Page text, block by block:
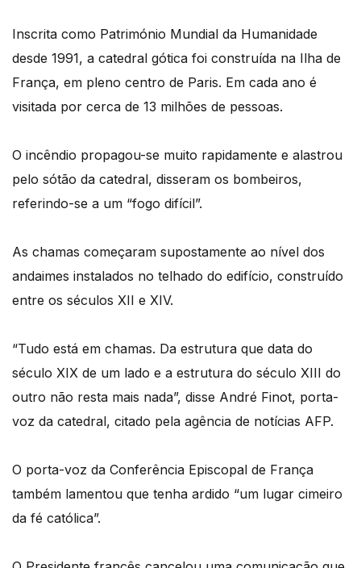
Inscrita como Património Mundial da Humanidade
desde 1991, a catedral gótica foi construída na Ilha de
França, em pleno centro de Paris. Em cada ano é
visitada por cerca de 13 milhões de pessoas.
O incêndio propagou-se muito rapidamente e alastrou
pelo sótão da catedral, disseram os bombeiros,
referindo-se a um “fogo difícil”.
As chamas começaram supostamente ao nível dos
andaimes instalados no telhado do edifício, construído
entre os séculos XII e XIV.
“Tudo está em chamas. Da estrutura que data do
século XIX de um lado e a estrutura do século XIII do
outro não resta mais nada”, disse André Finot, porta-
voz da catedral, citado pela agência de notícias AFP.
O porta-voz da Conferência Episcopal de França
também lamentou que tenha ardido “um lugar cimeiro
da fé católica”.